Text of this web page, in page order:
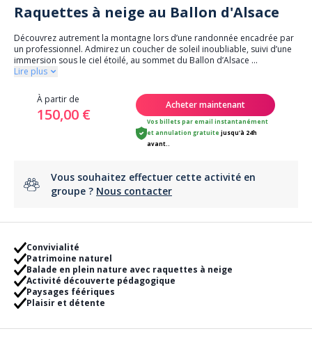
Raquettes à neige au Ballon d'Alsace
Découvrez autrement la montagne lors d’une randonnée encadrée par
un professionnel. Admirez un coucher de soleil inoubliable, suivi d’une
immersion sous le ciel étoilé, au sommet du Ballon d’Alsace ...
Lire plus
À partir de
150,00 €
Acheter maintenant
Vos billets par email instantanément
etannulation gratuite jusqu'à 24h
avant..
Vous souhaitez effectuer cette activité en
groupe ? Nous contacter
Convivialité
Patrimoine naturel
Balade en plein nature avec raquettes à neige
Activité découverte pédagogique
Paysages féériques
Plaisir et détente